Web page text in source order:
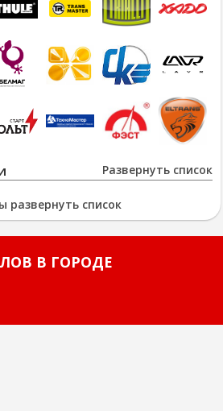
Развернуть список
развернуть список
В ГОРОДЕ